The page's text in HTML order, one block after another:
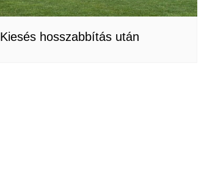
Kiesés hosszabbítás után